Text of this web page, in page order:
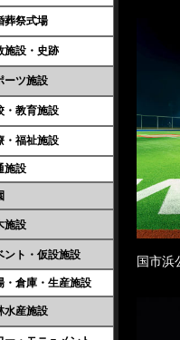
葬祭式場
施設・史跡
ーツ施設
・教育施設
・福祉施設
施設
施設
ント・仮設施設
・倉庫・生産施設
水産施設
国市浜